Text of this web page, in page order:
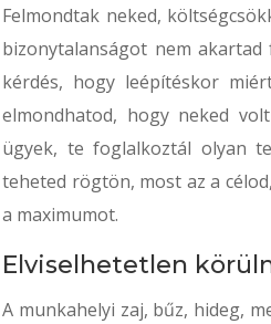
Felmondtak neked,
bizonytalanságot nem
kérdés, hogy leépítéskor
elmondhatod, hogy neked
ügyek, te foglalkoztál olyan
teheted rögtön, most az a
a maximumot.
Elviselhetetlen
A munkahelyi zaj, bűz, hideg,